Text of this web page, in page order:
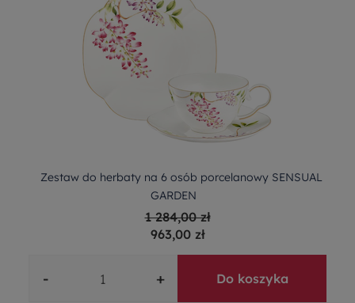
Zestaw do herbaty na 6 osób porcelanowy SENSUAL
GARDEN
1 284,00 zł
963,00 zł
- + Do koszyka